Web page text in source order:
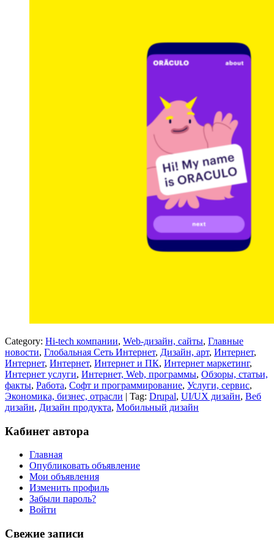
Category: Hi-tech компании, Web-дизайн, сайты, Главные
новости, Глобальная Сеть Интернет, Дизайн, арт, Интернет,
Интернет, Интернет, Интернет и ПК, Интернет маркетинг,
Интернет услуги, Интернет, Web, программы, Обзоры, статьи,
факты, Работа, Софт и программирование, Услуги, сервис,
Экономика, бизнес, отрасли | Tag: Drupal, UI/UX дизайн, Веб
дизайн, Дизайн продукта, Мобильный дизайн
Кабинет автора
Главная
Опубликовать объявление
Мои объявления
Изменить профиль
Забыли пароль?
Войти
Свежие записи